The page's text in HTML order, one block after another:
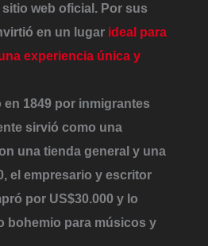
web oficial. Por sus
en un lugar ideal para
experiencia única y
1849 por inmigrantes
sirvió como una
una tienda general y una
el empresario y escritor
por US$30.000 y lo
bohemio para músicos y